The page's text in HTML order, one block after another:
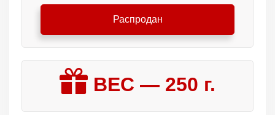
Распродан
ВЕС — 250 г.